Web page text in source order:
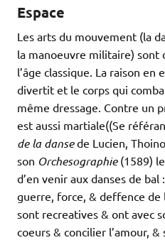
Espace
Les arts du mouvement (la
la manoeuvre militaire) sont
l’âge classique. La raison en
divertit et le corps qui
même dressage. Contre un
est aussi martiale((Se
de la dansede Lucien,
son Orchesographie (1589)
d’en venir aux danses de
guerre, force, & deffence de
sont recreatives & ont avec
coeurs & concilier l’amour,